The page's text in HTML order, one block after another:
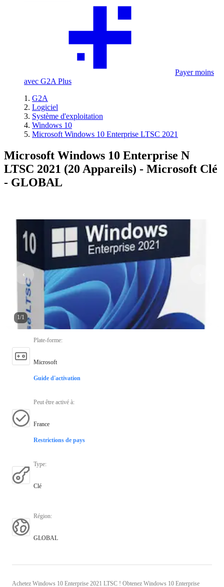
Payer moins
avec G2A Plus
G2A
Logiciel
Système d'exploitation
Windows 10
Microsoft Windows 10 Enterprise LTSC 2021
Microsoft Windows 10 Enterprise N
LTSC 2021 (20 Appareils) - Microsoft Clé
- GLOBAL
1/1
Plate-forme:
Microsoft
Guide d'activation
Peut être activé à:
France
Restrictions de pays
Type:
Clé
Région:
GLOBAL
Achetez Windows 10 Enterprise 2021 LTSC ! Obtenez Windows 10 Enterprise